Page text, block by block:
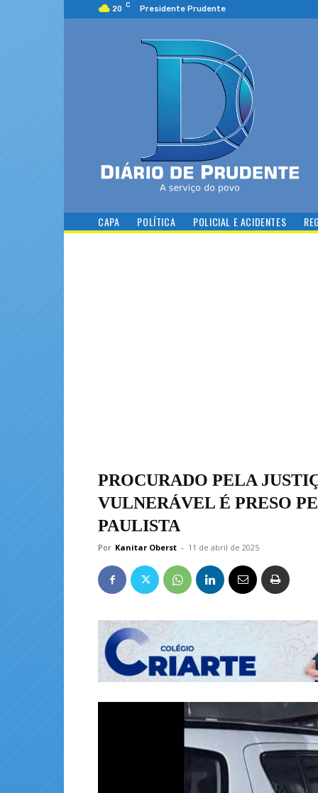
20 C Presidente Prudente
CAPA POLÍTICA POLICIAL E ACIDENTES
PROCURADO PELA
VULNERÁVEL É PRESO
PAULISTA
Por Kanitar Oberst - 11 de abril de 2025